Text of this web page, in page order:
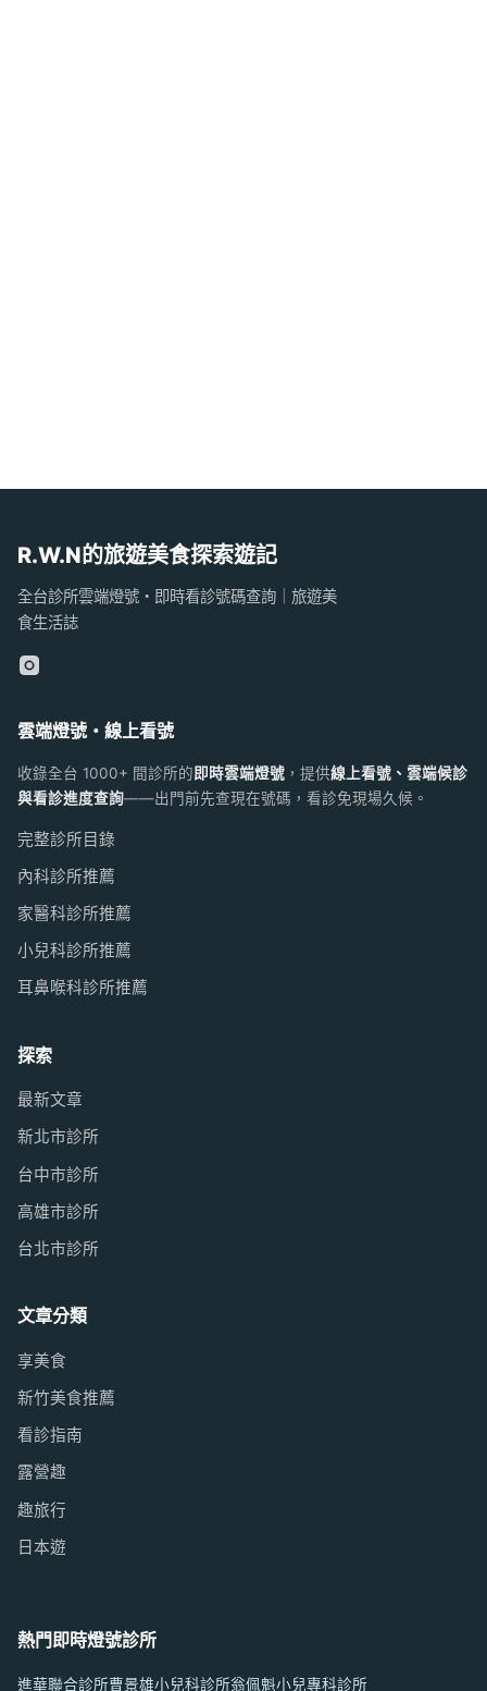
R.W.N的旅遊美食探索遊記
全台診所雲端燈號・即時看診號碼查詢｜旅遊美
食生活誌
雲端燈號・線上看號
收錄全台 1000+ 間診所的 即時雲端燈號 ，提供線上看號、雲端候診
與看診進度查詢——出門前先查現在號碼，看診免現場久候。
完整診所目錄
內科診所推薦
家醫科診所推薦
小兒科診所推薦
耳鼻喉科診所推薦
探索
最新文章
新北市診所
台中市診所
高雄市診所
台北市診所
文章分類
享美食
新竹美食推薦
看診指南
露營趣
趣旅行
日本遊
熱門即時燈號診所
進華聯合診所曹景雄小兒科診所翁佩魁小兒專科診所